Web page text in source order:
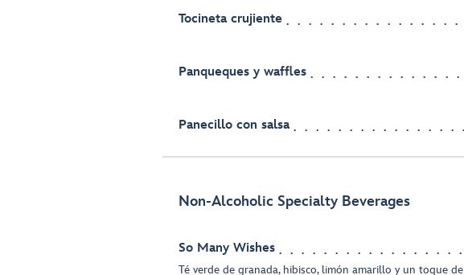
Tocineta crujiente
Panqueques y waffles
Panecillo con salsa
Non-Alcoholic Specialty Beverages
So Many Wishes
Té verde de granada, hibisco, limón amarillo y un toque de